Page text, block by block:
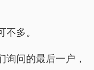
多。
询问的最后一户，